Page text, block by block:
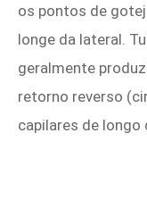
os pontos de
longe da lateral.
geralmente
retorno reverso
capilares de longo